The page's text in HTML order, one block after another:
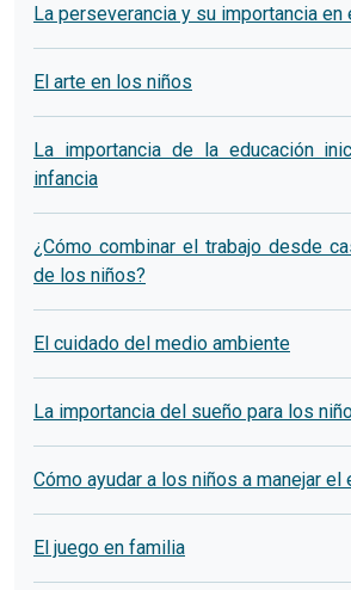
La perseverancia y su importancia
El arte en los niños
La importancia de la educación
infancia
¿Cómo combinar el trabajo desde
de los niños?
El cuidado del medio ambiente
La importancia del sueño para los
Cómo ayudar a los niños a manejar el
El juego en familia